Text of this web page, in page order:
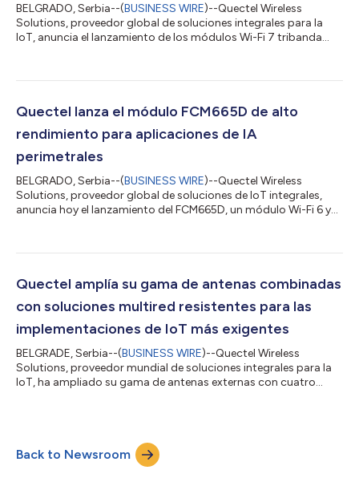
BELGRADO, Serbia--(BUSINESS WIRE)--Quectel Wireless
Solutions, proveedor global de soluciones integrales para la
IoT, anuncia el lanzamiento de los módulos Wi-Fi 7 tribanda
videojuegos, señalización digital, visores de RV/RA, pasarelas
rendimiento. El FCE870X y el FME170X comparten todas las
Quectel lanza el módulo FCM665D de alto
rendimiento para aplicaciones de IA
perimetrales
BELGRADO, Serbia--(BUSINESS WIRE)--Quectel Wireless
Solutions, proveedor global de soluciones de IoT integrales,
anuncia hoy el lanzamiento del FCM665D, un módulo Wi-Fi 6 y
dispositivos IoT industriales, de edificios inteligentes y para el
inteligente, videoporteros y concentradores de control central,
el FCM665D combina conectividad de...
Quectel amplía su gama de antenas combinadas
con soluciones multired resistentes para las
implementaciones de IoT más exigentes
BELGRADE, Serbia--(BUSINESS WIRE)--Quectel Wireless
Solutions, proveedor mundial de soluciones integrales para la
IoT, ha ampliado su gama de antenas externas con cuatro
flotas, automatización industrial, servicios públicos, seguridad
pública y transporte. Las nuevas antenas YEMA206J1AM,
YEMA301J1AM, YEMN308L1BM y YENA00...
Back to Newsroom